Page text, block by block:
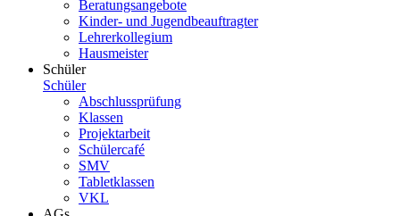
Beratungsangebote
Kinder- und Jugendbeauftragter
Lehrerkollegium
Hausmeister
Schüler
Schüler
Abschlussprüfung
Klassen
Projektarbeit
Schülercafé
SMV
Tabletklassen
VKL